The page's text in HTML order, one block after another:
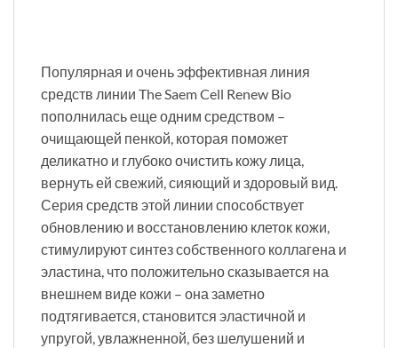
Популярная и очень эффективная линия
средств линии The Saem Cell Renew Bio
пополнилась еще одним средством –
очищающей пенкой, которая поможет
деликатно и глубоко очистить кожу лица,
вернуть ей свежий, сияющий и здоровый вид.
Серия средств этой линии способствует
обновлению и восстановлению клеток кожи,
стимулируют синтез собственного коллагена и
эластина, что положительно сказывается на
внешнем виде кожи – она заметно
подтягивается, становится эластичной и
упругой, увлажненной, без шелушений и